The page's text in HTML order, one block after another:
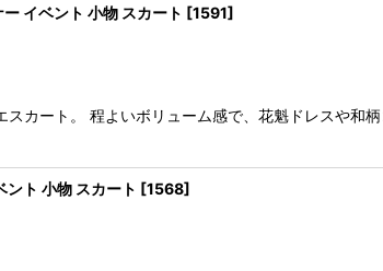
イベント 小物 スカート [1591]
ート。 程よいボリューム感で、花魁ドレスや和
ント 小物 スカート [1568]